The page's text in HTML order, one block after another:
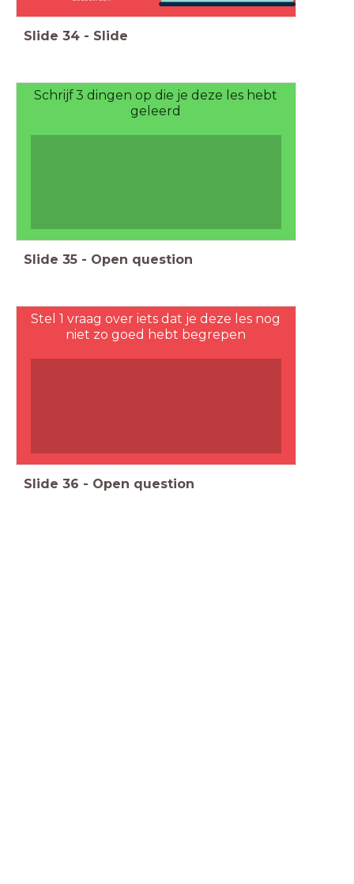
Slide 34 - Slide
Schrijf 3 dingen op die je deze les hebt
geleerd
Slide 35 - Open question
Stel 1 vraag over iets dat je deze les nog
niet zo goed hebt begrepen
Slide 36 - Open question